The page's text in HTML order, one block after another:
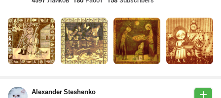
Alexander Steshenko